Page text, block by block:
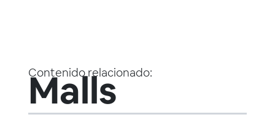
Contenido relacionado:
Malls